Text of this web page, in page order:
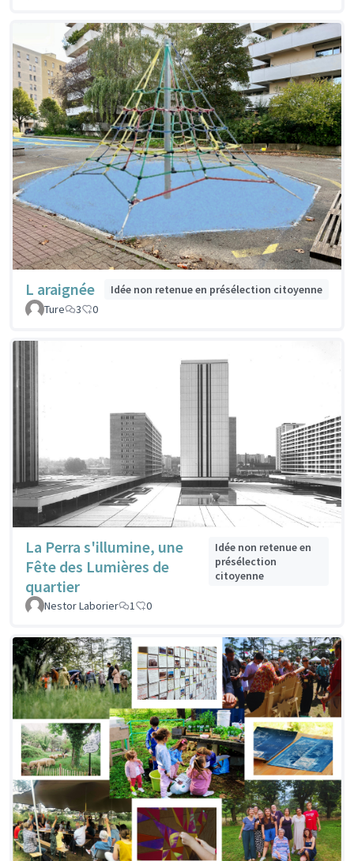
L araignée
Idée non retenue en présélection citoyenne
Ture
3 0
La Perra s'illumine, une
Fête des Lumières de
quartier
Idée non retenue en
présélection
citoyenne
Nestor Laborier 1 0